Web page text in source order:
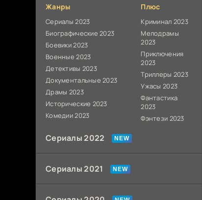
Жанры
Сериалы 2023
Биографические 2023
Боевики 2023
Военные 2023
Детективы 2023
Документальные 2023
Драмы 2023
Исторические 2023
Комедии 2023
Плюс
Криминал 2023
Мелодрамы
2023
Приключения
2023
Триллеры 2023
Ужасы 2023
Фантастика
2023
Фэнтези 2023
Сериалы 2022
Сериалы 2021